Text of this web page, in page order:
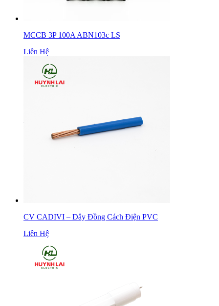
MCCB 3P 100A ABN103c LS
Liên Hệ
CV CADIVI – Dây Đồng Cách Điện PVC
Liên Hệ